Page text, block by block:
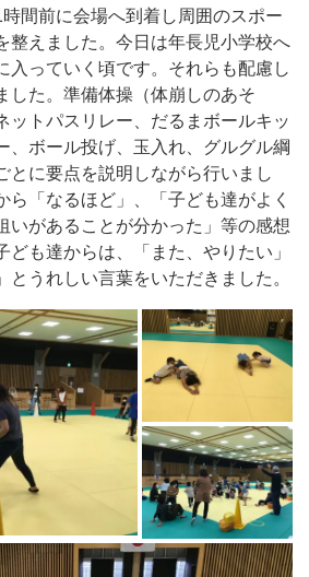
間前に会場へ到着し周囲のスポー
整えました。今日は年長児小学校へ
入っていく頃です。それらも配慮し
した。準備体操（体崩しのあそ
ットパスリレー、だるまボールキッ
、ボール投げ、玉入れ、グルグル綱
とに要点を説明しながら行いまし
ら「なるほど」、「子ども達がよく
いがあることが分かった」等の感想
ども達からは、「また、やりたい」
とうれしい言葉をいただきました。